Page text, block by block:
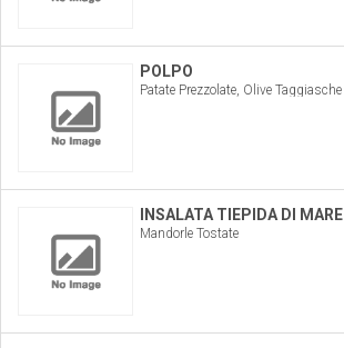
POLPO
Patate Prezzolate, Olive Taggiasche
INSALATA TIEPIDA DI MARE
Mandorle Tostate